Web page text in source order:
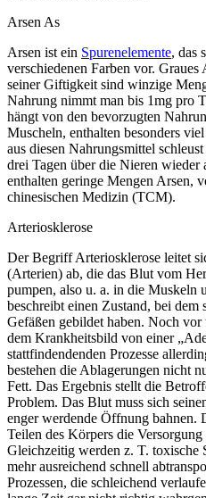
Arsen As
Arsen ist ein Spurenelemente, das
verschiedenen Farben vor.
seiner Giftigkeit sind winzige
Nahrung nimmt man bis 1mg pro
hängt von den bevorzugten
Muscheln, enthalten besonders
aus diesen Nahrungsmittel
drei Tagen über die Nieren
enthalten geringe Mengen Arsen,
chinesischen Medizin (TCM).
Arteriosklerose
Der Begriff Arteriosklerose leitet
(Arterien) ab, die das Blut vom
pumpen, also u. a. in die Muskeln
beschreibt einen Zustand, bei dem
Gefäßen gebildet haben. Noch vor
dem Krankheitsbild von einer
stattfindendenden Prozesse
bestehen die Ablagerungen nicht
Fett. Das Ergebnis stellt die
Problem. Das Blut muss sich
enger werdende Öffnung bahnen.
Teilen des Körpers die
Gleichzeitig werden z. T. toxische
mehr ausreichend schnell
Prozessen, die schleichend